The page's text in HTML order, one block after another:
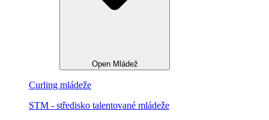
Open Mládež
Curling mládeže
STM - středisko talentované mládeže